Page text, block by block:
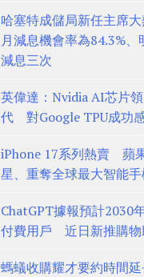
哈塞特成儲局新任主席
月減息機會率為84.3%、
減息三次
英偉達：Nvidia AI芯片
代 對Google TPU成功
iPhone 17系列熱賣 蘋
星、重奪全球最大智能
ChatGPT據報預計2030
付費用戶 近日新推購物
螞蟻收購耀才要約時間